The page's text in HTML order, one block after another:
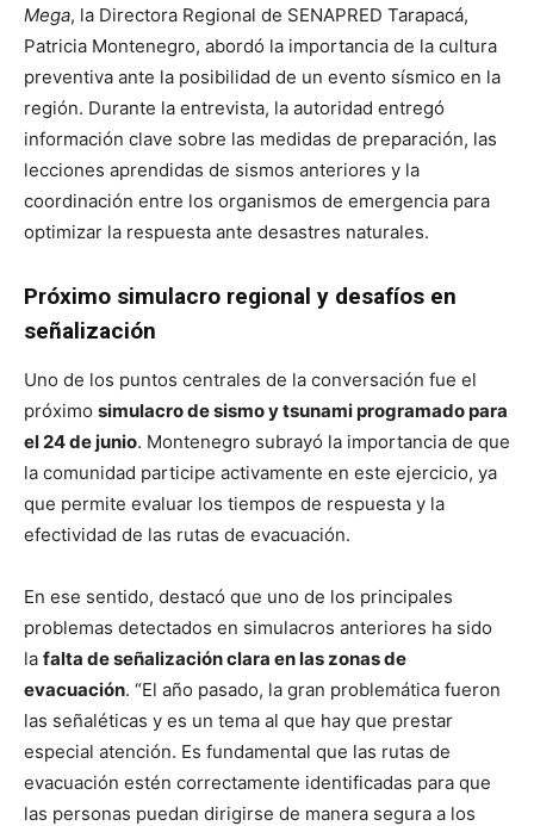
Mega, la Directora Regional de SENAPRED Tarapacá,
Patricia Montenegro, abordó la importancia de la cultura
preventiva ante la posibilidad de un evento sísmico en la
región. Durante la entrevista, la autoridad entregó
información clave sobre las medidas de preparación, las
lecciones aprendidas de sismos anteriores y la
coordinación entre los organismos de emergencia para
optimizar la respuesta ante desastres naturales.
Próximo simulacro regional y desafíos en
señalización
Uno de los puntos centrales de la conversación fue el
próximo simulacro de sismo y tsunami programado para
el 24 de junio. Montenegro subrayó la importancia de que
la comunidad participe activamente en este ejercicio, ya
que permite evaluar los tiempos de respuesta y la
efectividad de las rutas de evacuación.
En ese sentido, destacó que uno de los principales
problemas detectados en simulacros anteriores ha sido
la falta de señalización clara en las zonas de
evacuación. “El año pasado, la gran problemática fueron
las señaléticas y es un tema al que hay que prestar
especial atención. Es fundamental que las rutas de
evacuación estén correctamente identificadas para que
las personas puedan dirigirse de manera segura a los